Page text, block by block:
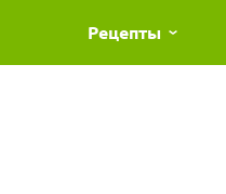
Рецепты